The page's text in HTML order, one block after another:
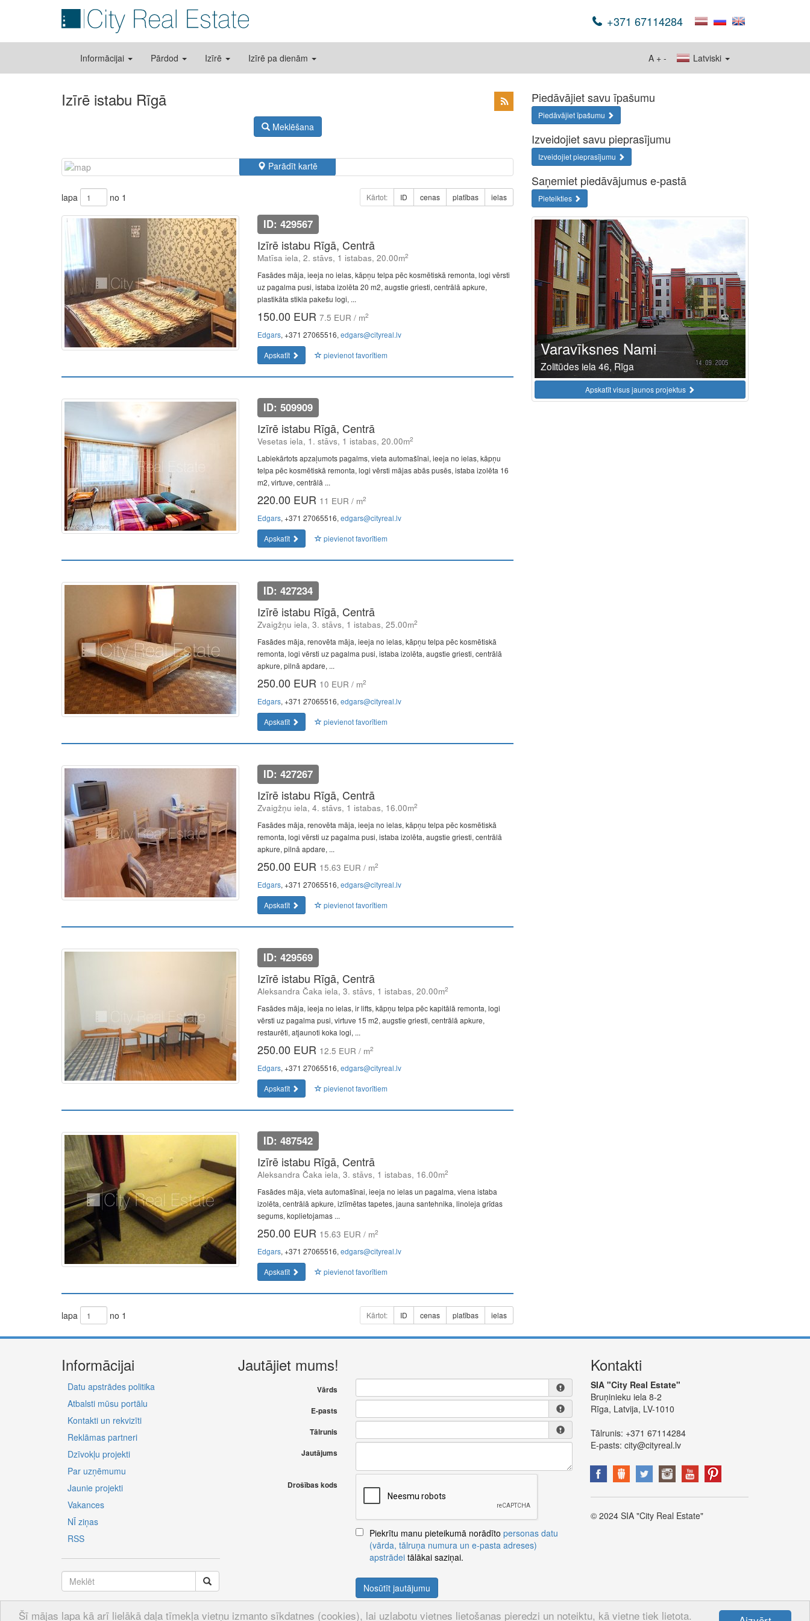
Šī mājas lapa kā arī lielākā daļa tīmekļa vietņu izmanto sīkdatnes (cookies), lai uzlabotu vietnes lietošanas pieredzi un noteiktu, kā vietne tiek lietota.
+371 67114284
Informācijai Pārdod Izīrē Izīrē pa dienām Latviski
A + -
Izīrē istabu Rīgā
Meklēšana
Parādīt kartē
lapa no 1 Kārtot: ID cenas platības ielas
ID: 429567
Izīrē istabu Rīgā, Centrā
Matīsa iela, 2. stāvs, 1 istabas, 20.00m2
Fasādes māja, ieeja no ielas, kāpņu telpa pēc kosmētiskā remonta, logi vērsti
uz pagalma pusi, istaba izolēta 20 m2, augstie griesti, centrālā apkure,
plastikāta stikla pakešu logi, ...
150.00 EUR 7.5 EUR / m2
Edgars, +371 27065516, edgars@cityreal.lv
Apskatīt
pievienot favorītiem
ID: 509909
Izīrē istabu Rīgā, Centrā
Vesetas iela, 1. stāvs, 1 istabas, 20.00m2
Labiekārtots apzaļumots pagalms, vieta automašīnai, ieeja no ielas, kāpņu
telpa pēc kosmētiskā remonta, logi vērsti mājas abās pusēs, istaba izolēta 16
m2, virtuve, centrālā ...
220.00 EUR 11 EUR / m2
Edgars, +371 27065516, edgars@cityreal.lv
Apskatīt
pievienot favorītiem
ID: 427234
Izīrē istabu Rīgā, Centrā
Zvaigžņu iela, 3. stāvs, 1 istabas, 25.00m2
Fasādes māja, renovēta māja, ieeja no ielas, kāpņu telpa pēc kosmētiskā
remonta, logi vērsti uz pagalma pusi, istaba izolēta, augstie griesti, centrālā
apkure, pilnā apdare, ...
250.00 EUR 10 EUR / m2
Edgars, +371 27065516, edgars@cityreal.lv
Apskatīt
pievienot favorītiem
ID: 427267
Izīrē istabu Rīgā, Centrā
Zvaigžņu iela, 4. stāvs, 1 istabas, 16.00m2
Fasādes māja, renovēta māja, ieeja no ielas, kāpņu telpa pēc kosmētiskā
remonta, logi vērsti uz pagalma pusi, istaba izolēta, augstie griesti, centrālā
apkure, pilnā apdare, ...
250.00 EUR 15.63 EUR / m2
Edgars, +371 27065516, edgars@cityreal.lv
Apskatīt
pievienot favorītiem
ID: 429569
Izīrē istabu Rīgā, Centrā
Aleksandra Čaka iela, 3. stāvs, 1 istabas, 20.00m2
Fasādes māja, ieeja no ielas, ir lifts, kāpņu telpa pēc kapitālā remonta, logi
vērsti uz pagalma pusi, virtuve 15 m2, augstie griesti, centrālā apkure,
restaurēti, atjaunoti koka logi, ...
250.00 EUR 12.5 EUR / m2
Edgars, +371 27065516, edgars@cityreal.lv
Apskatīt
pievienot favorītiem
ID: 487542
Izīrē istabu Rīgā, Centrā
Aleksandra Čaka iela, 3. stāvs, 1 istabas, 16.00m2
Fasādes māja, vieta automašīnai, ieeja no ielas un pagalma, viena istaba
izolēta, centrālā apkure, izlīmētas tapetes, jauna santehnika, linoleja grīdas
segums, koplietojamas ...
250.00 EUR 15.63 EUR / m2
Edgars, +371 27065516, edgars@cityreal.lv
Apskatīt
pievienot favorītiem
lapa no 1 Kārtot: ID cenas platības ielas
Piedāvājiet savu īpašumu
Piedāvājiet īpašumu
Izveidojiet savu pieprasījumu
Izveidojiet pieprasījumu
Saņemiet piedāvājumus e-pastā
Pieteikties
Varavīksnes Nami
Zolitūdes iela 46, Rīga
Apskatīt visus jaunos projektus
Informācijai
Datu apstrādes politika
Atbalsti mūsu portālu
Kontakti un rekvizīti
Reklāmas partneri
Dzīvokļu projekti
Par uzņēmumu
Jaunie projekti
Vakances
NĪ ziņas
RSS
Jautājiet mums!
Vārds
E-pasts
Tālrunis
Jautājums
Drošības kods
Piekrītu manu pieteikumā norādīto personas datu
(vārda, tālruņa numura un e-pasta adreses)
apstrādeitālākai saziņai.
Nosūtīt jautājumu
Kontakti
SIA "City Real Estate"
Bruņinieku iela 8-2
Rīga, Latvija, LV-1010
Tālrunis: +371 67114284
E-pasts: city@cityreal.lv
© 2024 SIA "City Real Estate"